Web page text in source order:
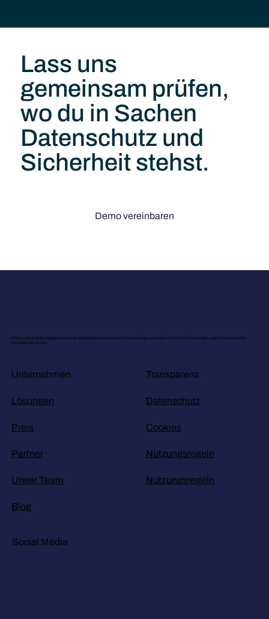
Lass uns
gemeinsam prüfen,
wo du in Sachen
Datenschutz und
Sicherheit stehst.
Demo vereinbaren
Erfahre, wie wir deine digitalen Services an Barrierefreiheitsstandards und Erwartungen anpassen und wo du unsere Erklärungen sowie rechtlichen
Informationen findest.
Unternehmen
Lösungen
Preis
Partner
Unser Team
Blog
Transparenz
Datenschutz
Cookies
Nutzungsregeln
Nutzungsregeln
Social Media